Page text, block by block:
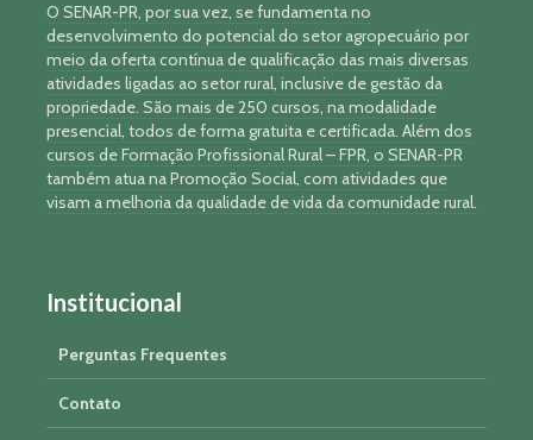
O SENAR-PR, por sua vez, se fundamenta no
desenvolvimento do potencial do setor agropecuário por
meio da oferta contínua de qualificação das mais diversas
atividades ligadas ao setor rural, inclusive de gestão da
propriedade. São mais de 250 cursos, na modalidade
presencial, todos de forma gratuita e certificada. Além dos
cursos de Formação Profissional Rural – FPR, o SENAR-PR
também atua na Promoção Social, com atividades que
visam a melhoria da qualidade de vida da comunidade rural.
Institucional
Perguntas Frequentes
Contato